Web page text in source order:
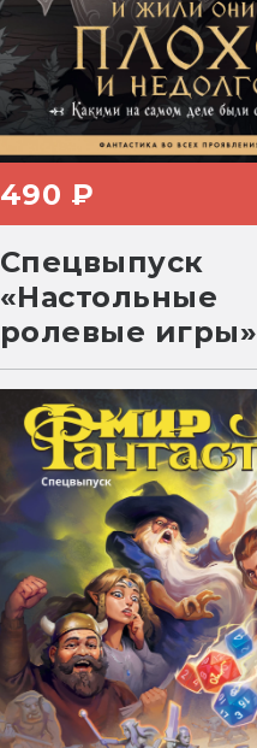
490 ₽
Спецвыпуск
«Настольные
ролевые игры»